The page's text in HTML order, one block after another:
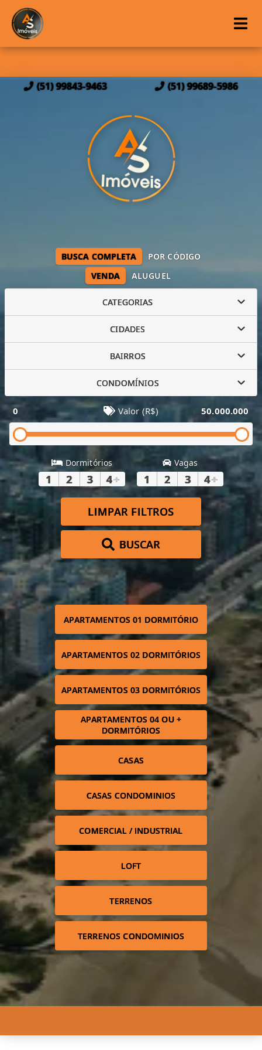
(51) 99843-9463 (51) 99689-5986
VENDA ALUGUEL
BUSCA COMPLETA POR CÓDIGO
CATEGORIAS
CIDADES
BAIRROS
CONDOMÍNIOS
0 Valor (R$) 50.000.000
Dormitórios
1 2 3 4+
Vagas
1 2 3 4+
LIMPAR FILTROS
BUSCAR
APARTAMENTOS 01 DORMITÓRIO
APARTAMENTOS 02 DORMITÓRIOS
APARTAMENTOS 03 DORMITÓRIOS
APARTAMENTOS 04 OU +
DORMITÓRIOS
CASAS
CASAS CONDOMINIOS
COMERCIAL / INDUSTRIAL
LOFT
TERRENOS
TERRENOS CONDOMINIOS